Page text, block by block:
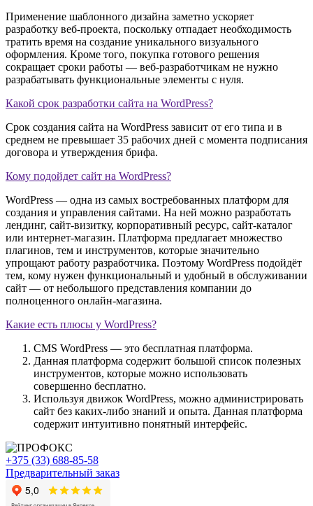
Применение шаблонного дизайна заметно ускоряет
разработку веб-проекта, поскольку отпадает необходимость
тратить время на создание уникального визуального
оформления. Кроме того, покупка готового решения
сокращает сроки работы — веб-разработчикам не нужно
разрабатывать функциональные элементы с нуля.
Какой срок разработки сайта на WordPress?
Срок создания сайта на WordPress зависит от его типа и в
среднем не превышает 35 рабочих дней с момента подписания
договора и утверждения брифа.
Кому подойдет cайт на WordPress?
WordPress — одна из самых востребованных платформ для
создания и управления сайтами. На ней можно разработать
лендинг, сайт-визитку, корпоративный ресурс, сайт-каталог
или интернет-магазин. Платформа предлагает множество
плагинов, тем и инструментов, которые значительно
упрощают работу разработчика. Поэтому WordPress подойдёт
тем, кому нужен функциональный и удобный в обслуживании
сайт — от небольшого представления компании до
полноценного онлайн-магазина.
Какие есть плюсы у WordPress?
CMS WordPress — это бесплатная платформа.
Данная платформа содержит большой список полезных
инструментов, которые можно использовать
совершенно бесплатно.
Используя движок WordPress, можно администрировать
сайт без каких-либо знаний и опыта. Данная платформа
содержит интуитивно понятный интерфейс.
+375 (33) 688-85-58
Предварительный заказ